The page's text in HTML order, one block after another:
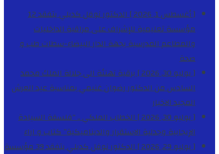
[ أغسطس 1, 2026 ]
الدكتور نوفل كديلي يتفقد 12
مؤسسة تعليمية للإشراف على مراقبة الداخليات
والمطاعم المدرسية بجهة الدار البيضاء-سطاتطب و
صحة
[ يوليو 30, 2026 ]
برقية تهنئة الى جلالة الملك محمد
السادس من الدكتور رضوان غنيمي بمناسبة عيد العرش
المجيدالاخبار
[ يوليو 30, 2026 ]
الخطاب الملكي .. “فلسفة السيادة
الإيجابية وجدلية الاستقرار والديناميكية”كتاب و اراء
[ يوليو 29, 2026 ]
الدكتور نوفل كديلي يتفقد 39 مؤسسة